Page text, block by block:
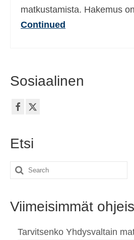
matkustamista. Hakemus
Continued
Sosiaalinen
Etsi
Search
Viimeisimmät
Tarvitsenko Yhdysvaltain